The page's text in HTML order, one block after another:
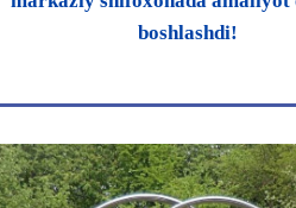
boshlashdi!